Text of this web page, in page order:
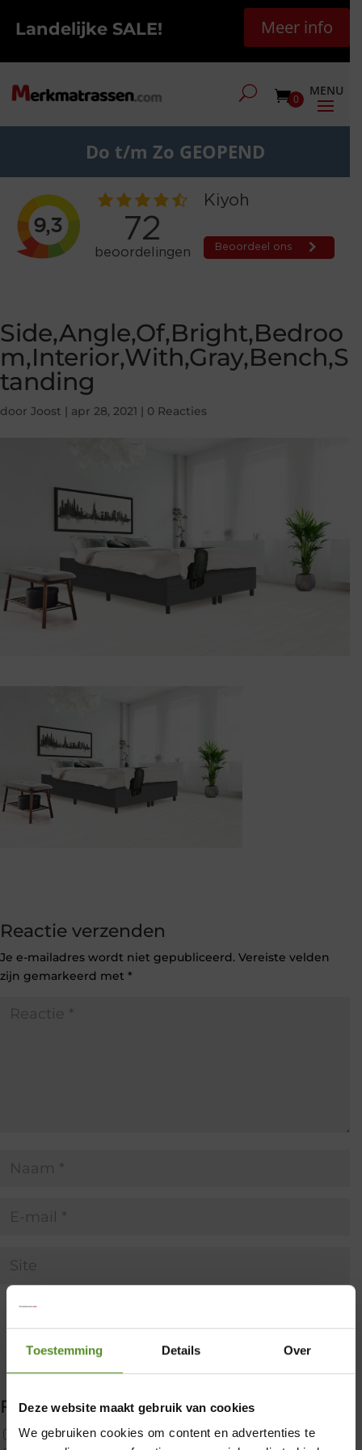
Toestemming Details Over
Deze website maakt gebruik van cookies
We gebruiken cookies om content en advertenties te
Landelijke SALE! Meer info
0
Do t/m Zo GEOPEND
Side,Angle,Of,Bright,Bedroo
m,Interior,With,Gray,Bench,S
tanding
door Joost | apr 28, 2021 | 0 Reacties
Reactie verzenden
Je e-mailadres wordt niet gepubliceerd. Vereiste velden
zijn gemarkeerd met *
Filter producten
Uncategorized